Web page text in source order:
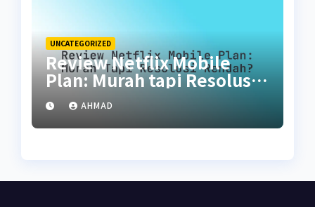
UNCATEGORIZED
Review Netflix Mobile
Plan: Murah tapi Resolusi
Rendah?
AHMAD